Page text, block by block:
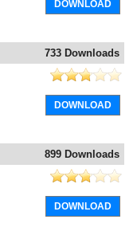
DOWNLOAD
733 Downloads
DOWNLOAD
899 Downloads
DOWNLOAD